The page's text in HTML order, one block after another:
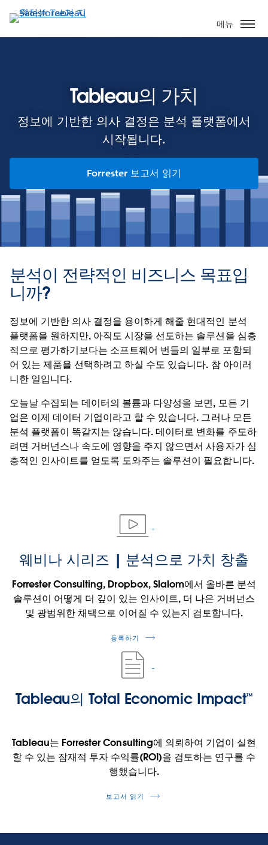
요
콘
메뉴
Tableau의 가치
정보에 기반한 의사 결정은 분석 플랫폼에서
시작됩니다.
Forrester 보고서 읽기
분석이 전략적인 비즈니스 목표입
니까?
정보에 기반한 의사 결정을 용이하게 해줄 현대적인 분석
플랫폼을 원하지만, 아직도 시장을 선도하는 솔루션을 심층
적으로 평가하기보다는 소프트웨어 번들의 일부로 포함되
어 있는 제품을 선택하려고 하실 수도 있습니다. 참 아이러
니한 일입니다.
오늘날 수집되는 데이터의 볼륨과 다양성을 보면, 모든 기
업은 이제 데이터 기업이라고 할 수 있습니다. 그러나 모든
분석 플랫폼이 똑같지는 않습니다. 데이터로 변화를 주도하
려면 거버넌스나 속도에 영향을 주지 않으면서 사용자가 심
층적인 인사이트를 얻도록 도와주는 솔루션이 필요합니다.
웨비나 시리즈 | 분석으로 가치 창출
Forrester Consulting, Dropbox, Slalom에서 올바른 분석
솔루션이 어떻게 더 깊이 있는 인사이트, 더 나은 거버넌스
및 광범위한 채택으로 이어질 수 있는지 검토합니다.
등록하기
Tableau의 Total Economic Impact™
Tableau는 Forrester Consulting에 의뢰하여 기업이 실현
할 수 있는 잠재적 투자 수익률(ROI)을 검토하는 연구를 수
행했습니다.
보고서 읽기